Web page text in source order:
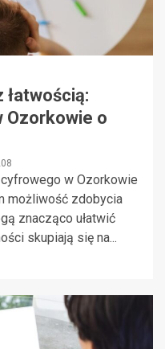
Ozorkowie o
w Ozorkowie
możliwość zdobycia
znacząco ułatwić
skupiają się na...